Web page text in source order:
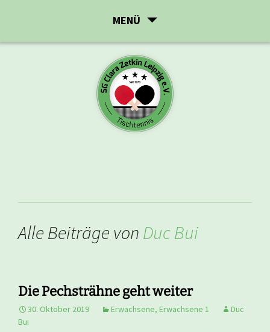
MENÜ
Alle Beiträge von Duc Bui
Die Pechsträhne geht weiter
30. Oktober 2019 Erwachsene, Erwachsene 1
Duc
Bui